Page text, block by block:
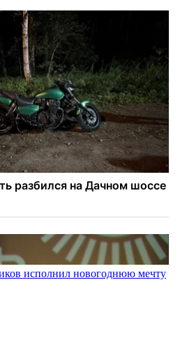
исполнил новогоднюю мечту